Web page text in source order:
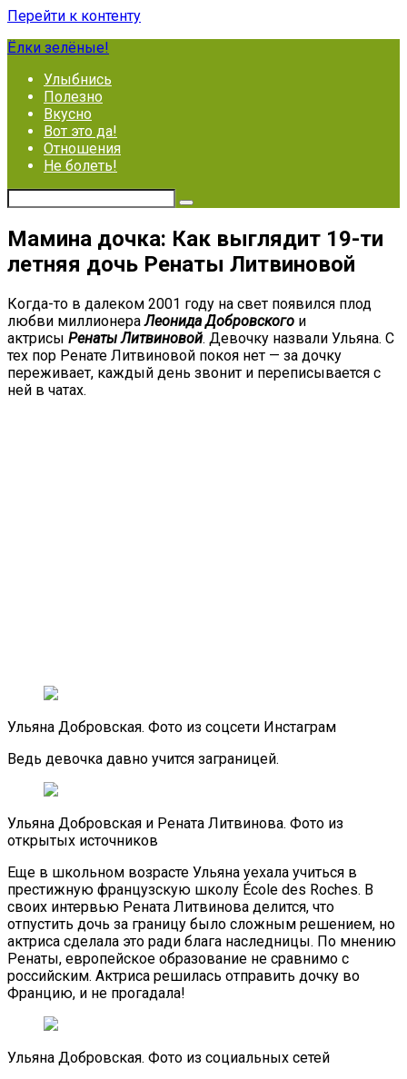
Перейти к контенту
Ёлки зелёные!
Улыбнись
Полезно
Вкусно
Вот это да!
Отношения
Не болеть!
Мамина дочка: Как выглядит 19-ти
летняя дочь Ренаты Литвиновой
Когда-то в далеком 2001 году на свет появился плод
любви миллионераЛеонида Добровского и
актрисы Ренаты Литвиновой. Девочку назвали Ульяна. С
тех пор Ренате Литвиновой покоя нет — за дочку
переживает, каждый день звонит и переписывается с
ней в чатах.
Ульяна Добровская. Фото из соцсети Инстаграм
Ведь девочка давно учится заграницей.
Ульяна Добровская и Рената Литвинова. Фото из
открытых источников
Еще в школьном возрасте Ульяна уехала учиться в
престижную французскую школу École des Roches. В
своих интервью Рената Литвинова делится, что
отпустить дочь за границу было сложным решением, но
актриса сделала это ради блага наследницы. По мнению
Ренаты, европейское образование не сравнимо с
российским. Актриса решилась отправить дочку во
Францию, и не прогадала!
Ульяна Добровская. Фото из социальных сетей